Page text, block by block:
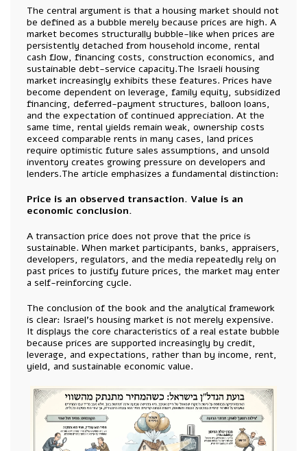
The central argument is that a housing market should not
be defined as a bubble merely because prices are high. A
market becomes structurally bubble-like when prices are
persistently detached from household income, rental
cash flow, financing costs, construction economics, and
sustainable debt-service capacity.The Israeli housing
market increasingly exhibits these features. Prices have
become dependent on leverage, family equity, subsidized
financing, deferred-payment structures, balloon loans,
and the expectation of continued appreciation. At the
same time, rental yields remain weak, ownership costs
exceed comparable rents in many cases, land prices
require optimistic future sales assumptions, and unsold
inventory creates growing pressure on developers and
lenders.The article emphasizes a fundamental distinction:
Price is an observed transaction. Value is an
economic conclusion.
A transaction price does not prove that the price is
sustainable. When market participants, banks, appraisers,
developers, regulators, and the media repeatedly rely on
past prices to justify future prices, the market may enter
a self-reinforcing cycle.
The conclusion of the book and the analytical framework
is clear: Israel’s housing market is not merely expensive.
It displays the core characteristics of a real estate bubble
because prices are supported increasingly by credit,
leverage, and expectations, rather than by income, rent,
yield, and sustainable economic value.